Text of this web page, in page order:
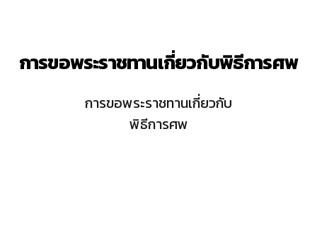
การขอพระราชทานเกี่ยวกับพิธีการศพ
การขอพระราชทานเกี่ยวกับ
พิธีการศพ